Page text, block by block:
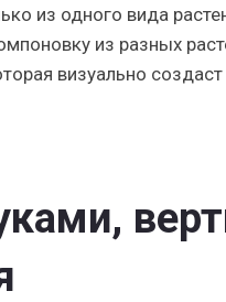
из одного вида
из разных
визуально создаст